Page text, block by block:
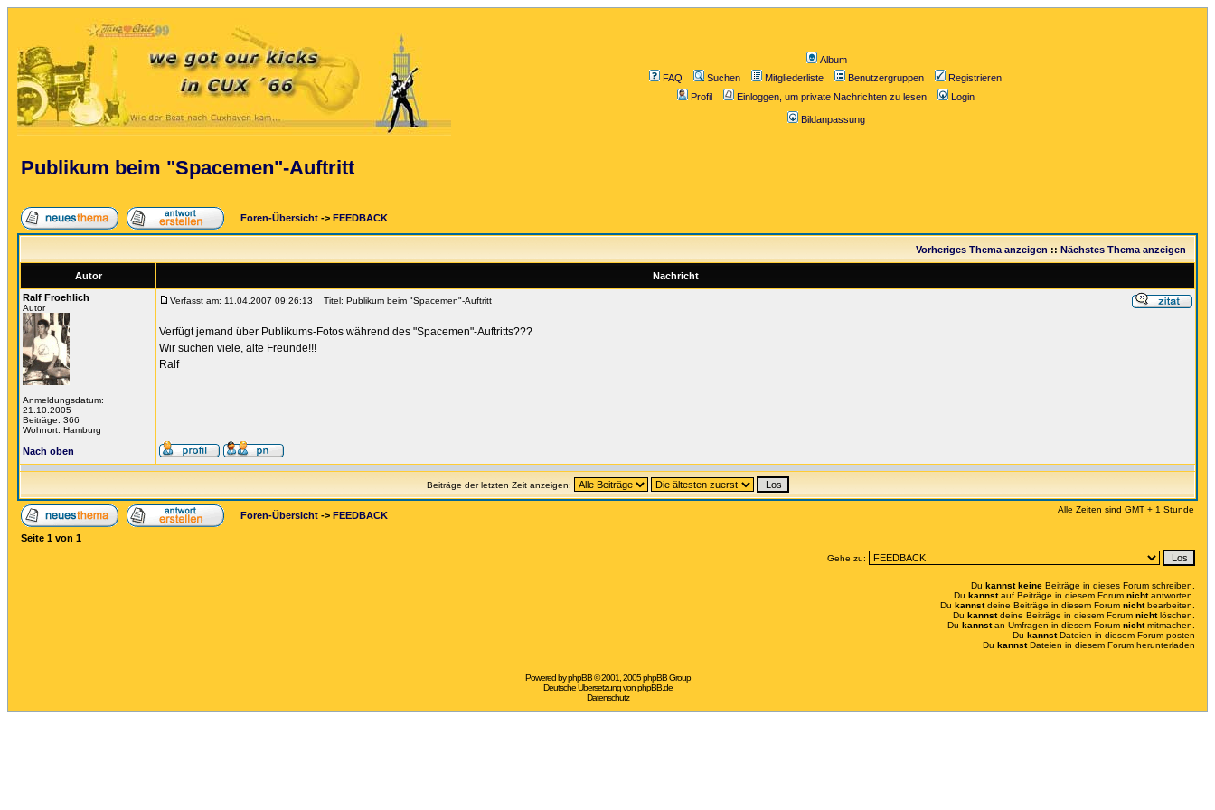
Album
FAQ
Suchen Mitgliederliste Benutzergruppen
Registrieren
Profil
Einloggen, um private Nachrichten zu lesen Login
Bildanpassung
Publikum beim "Spacemen"-Auftritt
Foren-Übersicht -> FEEDBACK
Vorheriges Thema anzeigen :: Nächstes Thema anzeigen
Autor
Nachricht
Ralf Froehlich
Autor
Anmeldungsdatum:
21.10.2005
Beiträge: 366
Wohnort: Hamburg
Verfasst am: 11.04.2007 09:26:13 Titel: Publikum beim "Spacemen"-Auftritt
Verfügt jemand über Publikums-Fotos während des "Spacemen"-Auftritts???
Wir suchen viele, alte Freunde!!!
Ralf
Nach oben
Beiträge der letzten Zeit anzeigen:
Foren-Übersicht -> FEEDBACK
Alle Zeiten sind GMT + 1 Stunde
Seite 1 von 1
Gehe zu:
Du kannst keine Beiträge in dieses Forum schreiben.
Du kannstauf Beiträge in diesem Forum nichtantworten.
Du kannstdeine Beiträge in diesem Forum nichtbearbeiten.
Du kannstdeine Beiträge in diesem Forum nichtlöschen.
Du kannstan Umfragen in diesem Forum nichtmitmachen.
Du kannstDateien in diesem Forum posten
Du kannstDateien in diesem Forum herunterladen
Powered byphpBB© 2001, 2005 phpBB Group
Deutsche Übersetzung vonphpBB.de
Datenschutz